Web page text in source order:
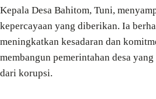
Kepala Desa Bahitom, Tuni,
kepercayaan yang diberikan. Ia
meningkatkan kesadaran dan
membangun pemerintahan desa
dari korupsi.